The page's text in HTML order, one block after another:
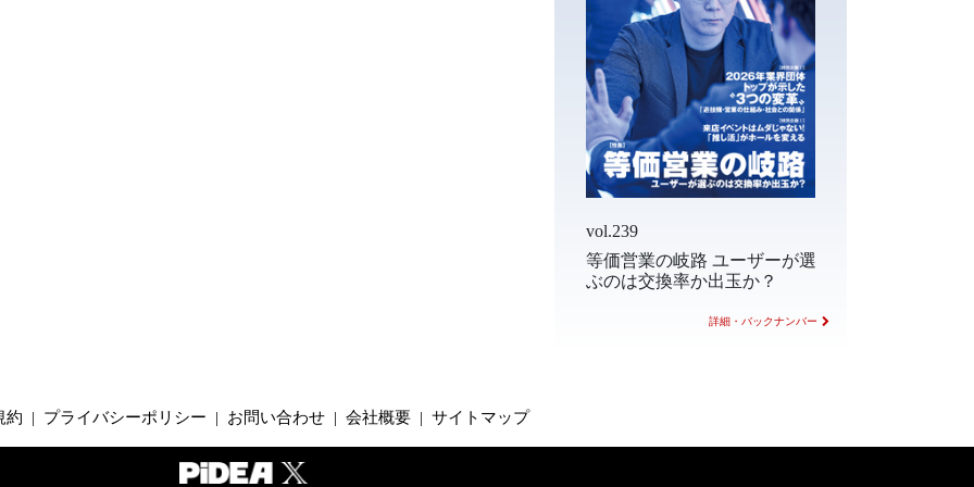
vol.239
等価営業の岐路 ユーザーが選
ぶのは交換率か出玉か？
詳細・バックナンバー
約 | プライバシーポリシー | お問い合わせ | 会社概要 | サイトマップ